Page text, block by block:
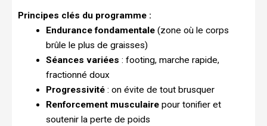
Principes clés du programme :
Endurance fondamentale(zone où le corps
brûle le plus de graisses)
Séances variées : footing, marche rapide,
fractionné doux
Progressivité: on évite de tout brusquer
Renforcement musculairepour tonifier et
soutenir la perte de poids